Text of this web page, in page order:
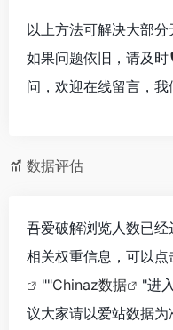
以上方法可解决大部分
如果问题依旧，请及时
问，欢迎在线留言，我
数据评估
吾爱破解浏览人数已
相关权重信息，可以点
""Chinaz数据
"进
议大家请以爱站数据为